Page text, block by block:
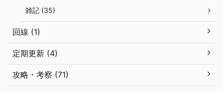
雑記 (35)
回線 (1)
定期更新 (4)
攻略・考察 (71)